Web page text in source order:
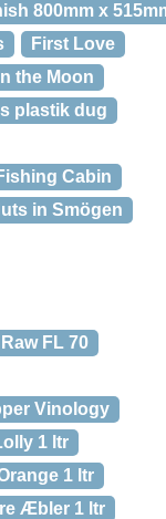
800mm x
First Love
the Moon
plastik dug
Cabin
in Smögen
FL 70
Vinology
1 ltr
1 ltr
Æbler 1 ltr